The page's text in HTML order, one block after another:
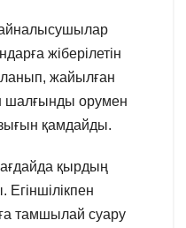
жіберілетін
жайылған
шалғынды орумен
қамдайды.
қырдың
Егіншілікпен
тамшылай суару